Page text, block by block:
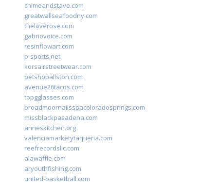
chimeandstave.com
greatwallseafoodny.com
theloverose.com
gabriovoice.com
resinflowart.com
p-sports.net
korsairstreetwear.com
petshopallston.com
avenue26tacos.com
topgglasses.com
broadmoornailsspacoloradosprings.com
missblackpasadena.com
anneskitchen.org
valenciamarketytaqueria.com
reefrecordsllc.com
alawaffle.com
aryouthfishing.com
united-basketball.com